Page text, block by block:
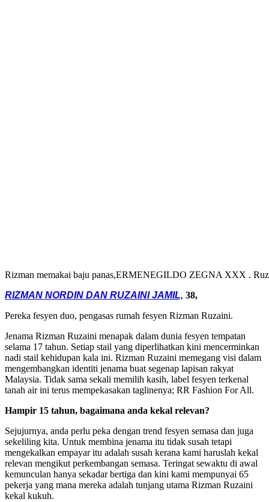
Rizman memakai baju panas,ERMENEGILDO ZEGNA XXX .
RIZMAN NORDIN DAN RUZAINI JAMIL, 38,
Pereka fesyen duo, pengasas rumah fesyen Rizman Ruzaini.
Jenama Rizman Ruzaini menapak dalam dunia fesyen tempatan
selama 17 tahun. Setiap stail yang diperlihatkan kini mencerminkan
nadi stail kehidupan kala ini. Rizman Ruzaini memegang visi dalam
mengembangkan identiti jenama buat segenap lapisan rakyat
Malaysia. Tidak sama sekali memilih kasih, label fesyen terkenal
tanah air ini terus mempekasakan taglinenya; RR Fashion For All.
Hampir 15 tahun, bagaimana anda kekal relevan?
Sejujurnya, anda perlu peka dengan trend fesyen semasa dan juga
sekeliling kita. Untuk membina jenama itu tidak susah tetapi
mengekalkan empayar itu adalah susah kerana kami haruslah kekal
relevan mengikut perkembangan semasa. Teringat sewaktu di awal
kemunculan hanya sekadar bertiga dan kini kami mempunyai 65
pekerja yang mana mereka adalah tunjang utama Rizman Ruzaini
kekal kukuh.